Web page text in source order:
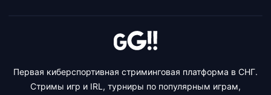
Первая киберспортивная стриминговая платформа в СНГ.
Стримы игр и IRL, турниры по популярным играм,